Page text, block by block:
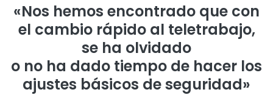
«Nos hemos encontrado que con
el cambio rápido al teletrabajo,
se ha olvidado
o no ha dado tiempo de hacer los
ajustes básicos de seguridad»